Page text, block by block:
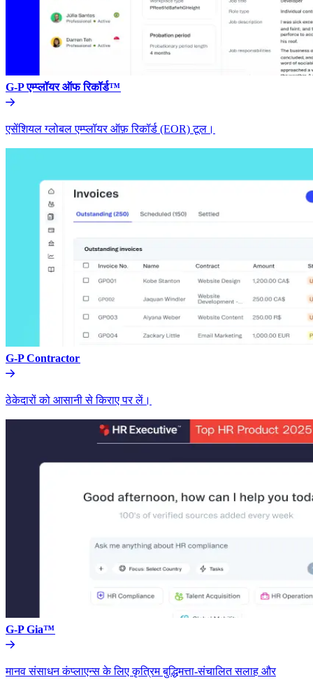
G-P एम्प्लॉयर ऑफ रिकॉर्ड™​​
एसेंशियल ग्लोबल एम्प्लॉयर ऑफ़ रिकॉर्ड (EOR) टूल।​​
G-P Contractor​​
ठेकेदारों को आसानी से किराए पर लें।​​
G-P Gia™​​
मानव संसाधन कंप्लाएन्स के लिए कृत्रिम बुद्धिमत्ता-संचालित सलाह और